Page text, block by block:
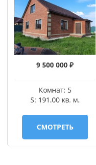
9 500 000 ₽
Комнат: 5
S: 191.00 кв. м.
СМОТРЕТЬ